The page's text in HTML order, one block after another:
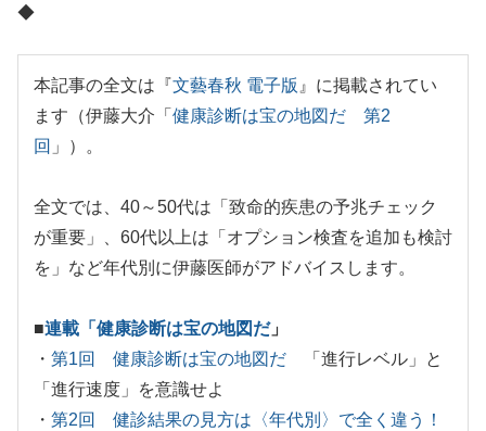
◆
本記事の全文は『文藝春秋 電子版 』に掲載されてい
ます（伊藤大介「 健康診断は宝の地図だ 第2
回 」）。
全文では、40～50代は「致命的疾患の予兆チェック
が重要」、60代以上は「オプション検査を追加も検討
を」など年代別に伊藤医師がアドバイスします。
■連載「健康診断は宝の地図だ」
・ 第1回 健康診断は宝の地図だ 「進行レベル」と
「進行速度」を意識せよ
・ 第2回 健診結果の見方は〈年代別〉で全く違う！